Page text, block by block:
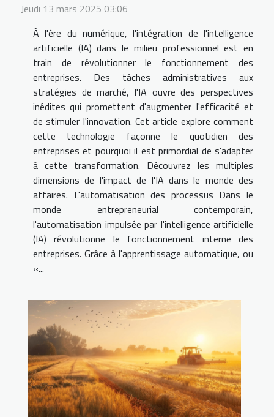
Jeudi 13 mars 2025 03:06
À l'ère du numérique, l'intégration de l'intelligence
artificielle (IA) dans le milieu professionnel est en
train de révolutionner le fonctionnement des
entreprises. Des tâches administratives aux
stratégies de marché, l'IA ouvre des perspectives
inédites qui promettent d'augmenter l'efficacité et
de stimuler l'innovation. Cet article explore comment
cette technologie façonne le quotidien des
entreprises et pourquoi il est primordial de s'adapter
à cette transformation. Découvrez les multiples
dimensions de l'impact de l'IA dans le monde des
affaires. L'automatisation des processus Dans le
monde entrepreneurial contemporain,
l'automatisation impulsée par l'intelligence artificielle
(IA) révolutionne le fonctionnement interne des
entreprises. Grâce à l'apprentissage automatique, ou
«...